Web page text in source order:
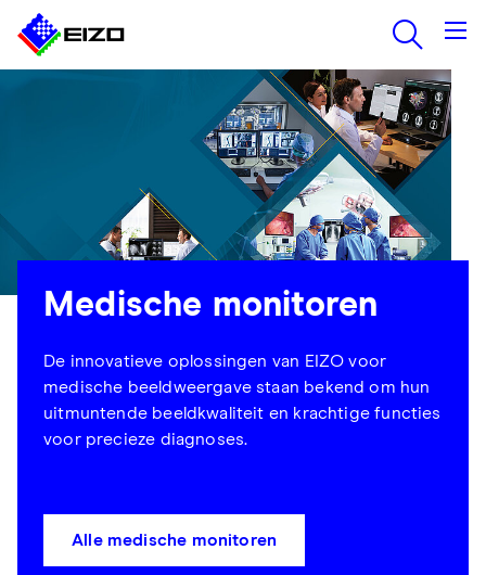
Medische monitoren
De innovatieve oplossingen van EIZO voor
medische beeldweergave staan bekend om hun
uitmuntende beeldkwaliteit en krachtige functies
voor precieze diagnoses.
Alle medische monitoren